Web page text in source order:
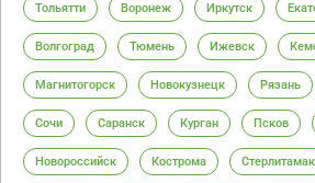
Тольятти Воронеж Иркутск
Волгоград Тюмень Ижевск
Магнитогорск Новокузнецк Рязань
Сочи Саранск Курган Псков
Новороссийск Кострома Стерлитамак